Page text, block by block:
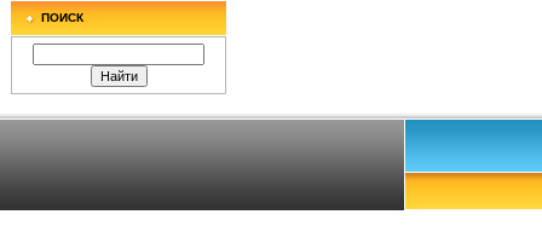
ПОИСК